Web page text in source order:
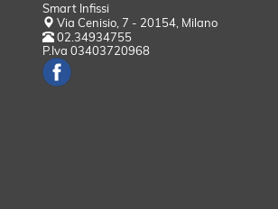
Smart Infissi
Via Cenisio, 7 - 20154, Milano
02.34934755
P.Iva 03403720968